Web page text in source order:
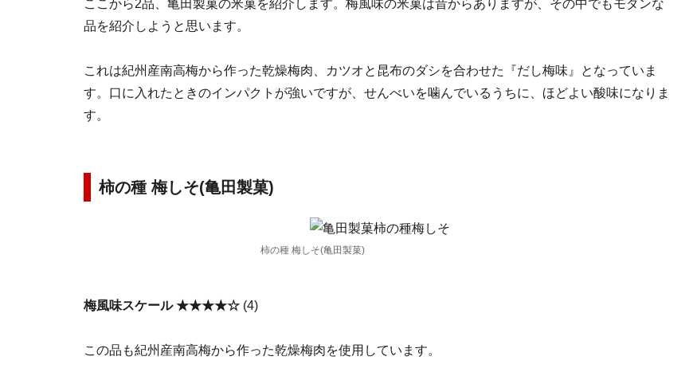
ここから2品、亀田製菓の米菓を紹介します。梅風味の米菓は昔からありますが、その中でもモダンな
品を紹介しようと思います。
これは紀州産南高梅から作った乾燥梅肉、カツオと昆布のダシを合わせた『だし梅味』となっていま
す。口に入れたときのインパクトが強いですが、せんべいを噛んでいるうちに、ほどよい酸味になりま
す。
柿の種 梅しそ(亀田製菓)
柿の種 梅しそ(亀田製菓)
梅風味スケール ★★★★☆ (4)
この品も紀州産南高梅から作った乾燥梅肉を使用しています。